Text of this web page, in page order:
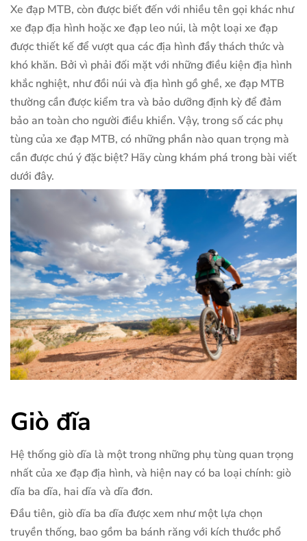
Xe đạp MTB, còn được biết đến với nhiều tên gọi khác như
xe đạp địa hình hoặc xe đạp leo núi, là một loại xe đạp
được thiết kế để vượt qua các địa hình đầy thách thức và
khó khăn. Bởi vì phải đối mặt với những điều kiện địa hình
khắc nghiệt, như đồi núi và địa hình gồ ghề, xe đạp MTB
thường cần được kiểm tra và bảo dưỡng định kỳ để đảm
bảo an toàn cho người điều khiển. Vậy, trong số các phụ
tùng của xe đạp MTB, có những phần nào quan trọng mà
cần được chú ý đặc biệt? Hãy cùng khám phá trong bài viết
dưới đây.
Giò đĩa
Hệ thống giò dĩa là một trong những phụ tùng quan trọng
nhất của xe đạp địa hình, và hiện nay có ba loại chính: giò
dĩa ba dĩa, hai dĩa và dĩa đơn.
Đầu tiên, giò dĩa ba dĩa được xem như một lựa chọn
truyền thống, bao gồm ba bánh răng với kích thước phổ